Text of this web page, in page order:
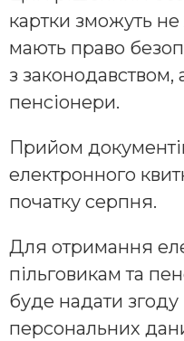
картки зможуть
мають право
з законодавством,
пенсіонери.
Прийом
електронного
початку серпня.
Для отримання
пільговикам та
буде надати
персональних